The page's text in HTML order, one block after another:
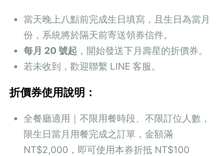
當天晚上八點前完成生日填寫，且生日為當月
份，系統將於隔天前寄送領券信件。
每月 20 號起 ，開始發送下月壽星的折價券。
若未收到，歡迎聯繫 LINE 客服。
折價券使用說明：
全餐廳適用｜不限用餐時段、不限訂位人數，
限生日當月用餐完成之訂單，金額滿
NT$2,000，即可使用本券折抵 NT$100